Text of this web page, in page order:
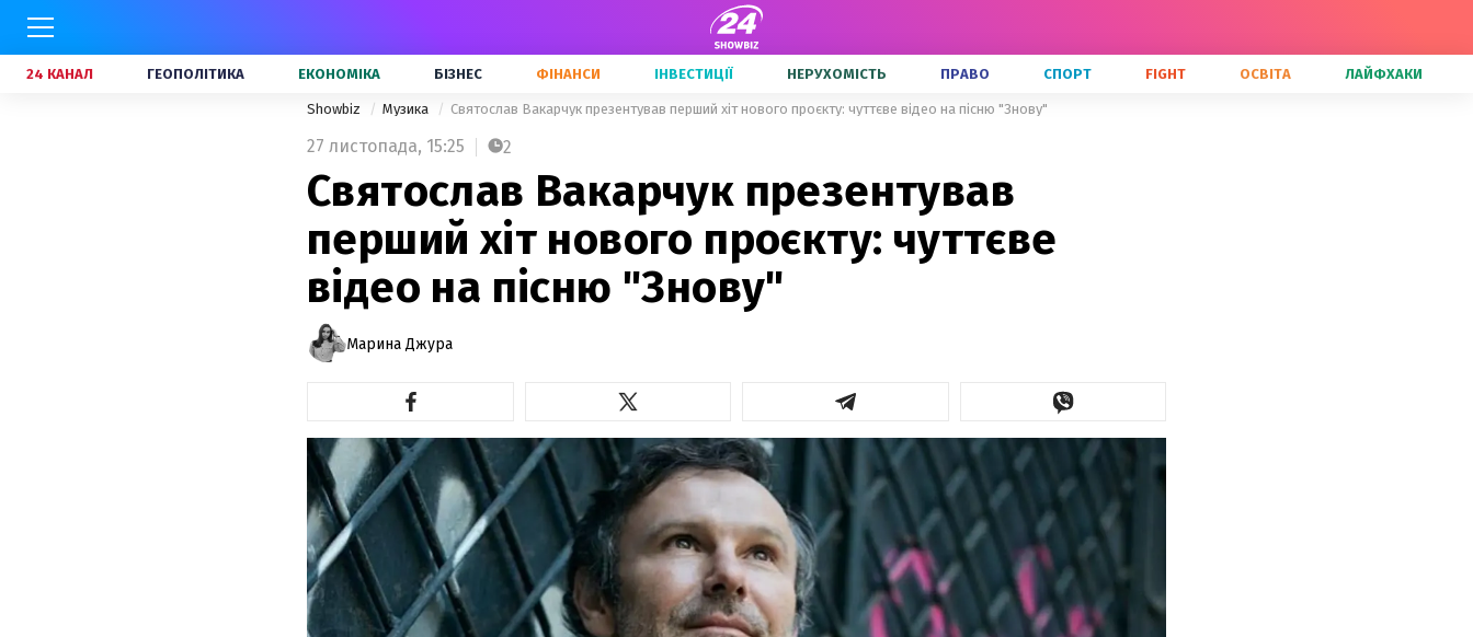
24 КАНАЛ ГЕОПОЛІТИКА ЕКОНОМІКА БІЗНЕС ФІНАНСИ ІНВЕСТИЦІЇ НЕРУХОМІСТЬ ПРАВО СПОРТ FIGHT ОСВІТА ЛАЙФХАКИ
Showbiz Музика Святослав Вакарчук презентував перший хіт нового проєкту: чуттєве відео на пісню "Знову"
27 листопада, 15:25 2
Святослав Вакарчук презентував
перший хіт нового проєкту: чуттєве
відео на пісню "Знову"
Марина Джура